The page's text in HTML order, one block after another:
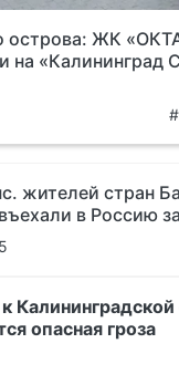
острова: ЖК
на «Калининград
жителей стран
в Россию
Калининградской
опасная гроза